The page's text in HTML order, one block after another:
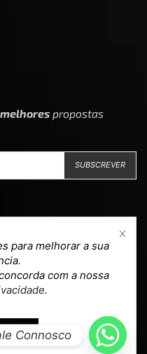
melhores propostas
os direitos reservados.
para melhorar a sua
com a nossa
.
Connosco